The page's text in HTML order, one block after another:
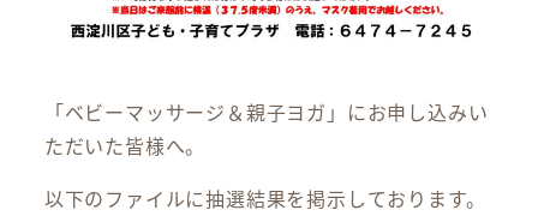
「ベビーマッサージ＆親子ヨガ」にお申し込みい
ただいた皆様へ。
以下のファイルに抽選結果を掲示しております。